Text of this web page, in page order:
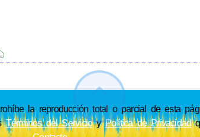
la reproducción total o parcial de esta
Términos del ServicioyPolítica de Privacidad